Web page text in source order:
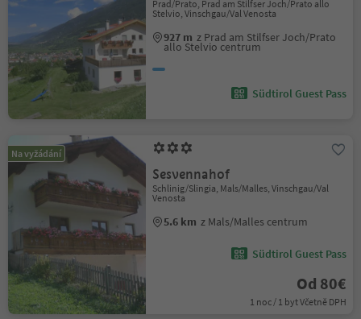
Prad/Prato, Prad am Stilfser Joch/Prato allo
Stelvio, Vinschgau/Val Venosta
927 m z Prad am Stilfser Joch/Prato
allo Stelvio centrum
Südtirol Guest Pass
Na vyžádání
Sesvennahof
Schlinig/Slingia, Mals/Malles, Vinschgau/Val
Venosta
5.6 km z Mals/Malles centrum
Südtirol Guest Pass
Od 80€
1 noc / 1 byt Včetně DPH